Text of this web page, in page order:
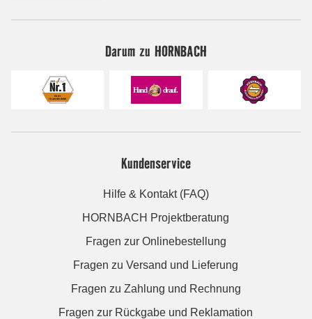
Darum zu HORNBACH
Kundenservice
Hilfe & Kontakt (FAQ)
HORNBACH Projektberatung
Fragen zur Onlinebestellung
Fragen zu Versand und Lieferung
Fragen zu Zahlung und Rechnung
Fragen zur Rückgabe und Reklamation